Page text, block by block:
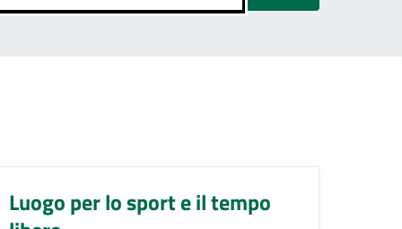
Luogo per lo sport e il tempo